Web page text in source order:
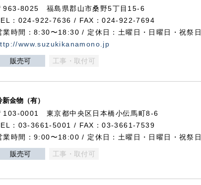
963-8025 福島県郡山市桑野5丁目15-6
：024-922-7636 / FAX：024-922-7694
業時間：8:30〜18:30 / 定休日：土曜日・日曜日・祝祭日
www.suzukikanamono.jp
販売可 工事・取付可
新金物（有）
103-0001 東京都中央区日本橋小伝馬町8-6
：03-3661-5001 / FAX：03-3661-7539
業時間：9:00〜18:00 / 定休日：土曜日・日曜日・祝祭日
販売可 工事・取付可